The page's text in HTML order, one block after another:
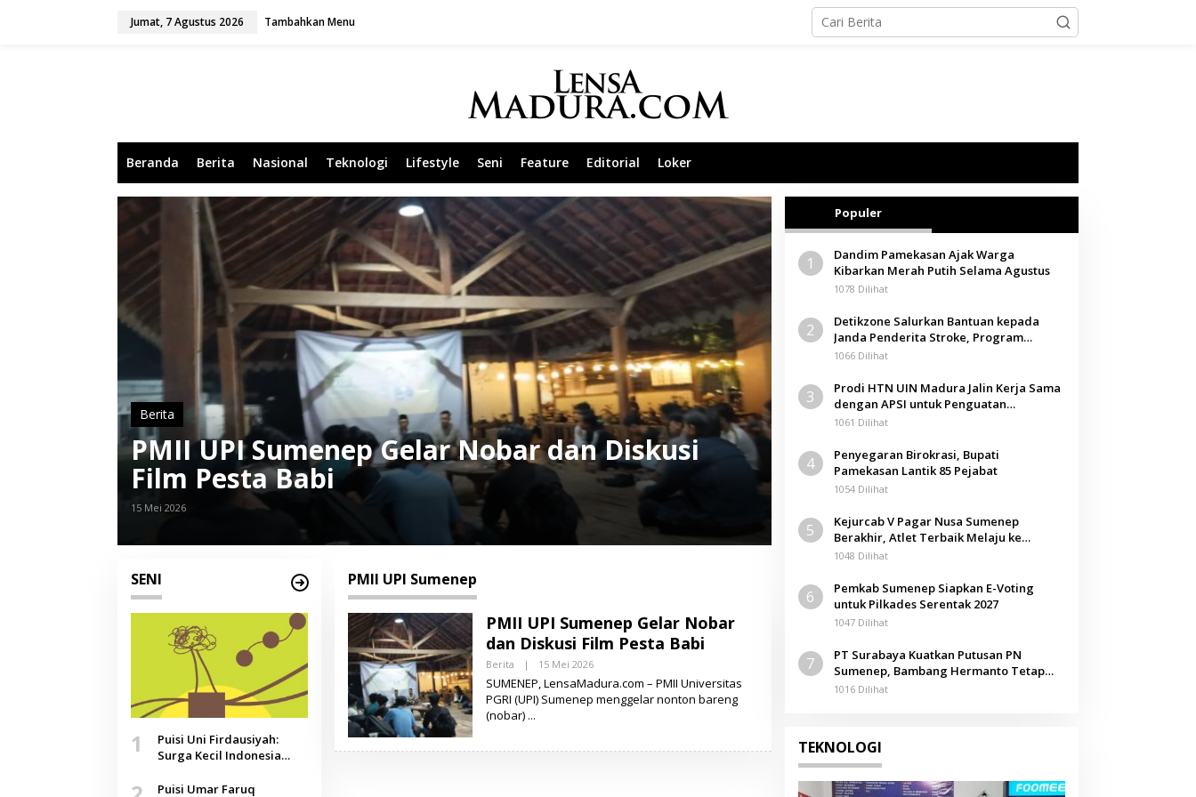
Jumat, 7 Agustus 2026 Tambahkan Menu
Beranda Berita Nasional Teknologi Lifestyle Seni Feature Editorial Loker
Berita
PMII UPI Sumenep Gelar Nobar dan Diskusi
Film Pesta Babi
15 Mei 2026
SENI
1
Puisi Uni Firdausiyah:
Surga Kecil Indonesia
Doa yang Jauh, Narasi
Puisi Umar Faruq
PMII UPI Sumenep
PMII UPI Sumenep Gelar Nobar
dan Diskusi Film Pesta Babi
Berita | 15 Mei 2026O
E
H
S
SUMENEP, LensaMadura.com – PMII Universitas
PGRI (UPI) Sumenep menggelar nonton bareng
(nobar)
Populer
1
Dandim Pamekasan Ajak Warga
Kibarkan Merah Putih Selama Agustus
1078 Dilihat
2
Detikzone Salurkan Bantuan kepada
Janda Penderita Stroke, Program
Berbagi Masuki Hari ke-61
1066 Dilihat
3
Prodi HTN UIN Madura Jalin Kerja Sama
dengan APSI untuk Penguatan
Kompetensi Mahasiswa
1061 Dilihat
4
Penyegaran Birokrasi, Bupati
Pamekasan Lantik 85 Pejabat
1054 Dilihat
5
Kejurcab V Pagar Nusa Sumenep
Berakhir, Atlet Terbaik Melaju ke
Kejurwil Jatim
1048 Dilihat
6
Pemkab Sumenep Siapkan E-Voting
untuk Pilkades Serentak 2027
1047 Dilihat
7
PT Surabaya Kuatkan Putusan PN
Sumenep, Bambang Hermanto Tetap
Dinyatakan Pemilik Sah Tanah di
1016 Dilihat
TEKNOLOGI